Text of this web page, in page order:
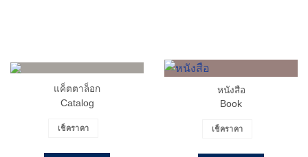
แค็ตตาล็อก
Catalog
เช็คราคา
หนังสือ
Book
เช็คราคา